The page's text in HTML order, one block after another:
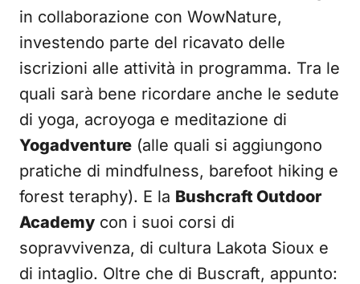
in collaborazione con WowNature,
investendo parte del ricavato delle
iscrizioni alle attività in programma. Tra le
quali sarà bene ricordare anche le sedute
di yoga, acroyoga e meditazione di
Yogadventure (alle quali si aggiungono
pratiche di mindfulness, barefoot hiking e
forest teraphy). E la Bushcraft Outdoor
Academy con i suoi corsi di
sopravvivenza, di cultura Lakota Sioux e
di intaglio. Oltre che di Buscraft, appunto: